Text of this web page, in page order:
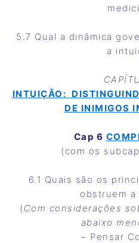
5.7 Qual a dinâmica
a
INTUIÇÃO:
DE INIMIGOS
Cap 6
(com os
6.1 Quais são os
obstruem a
( Com considerações
abaixo
– Pensar